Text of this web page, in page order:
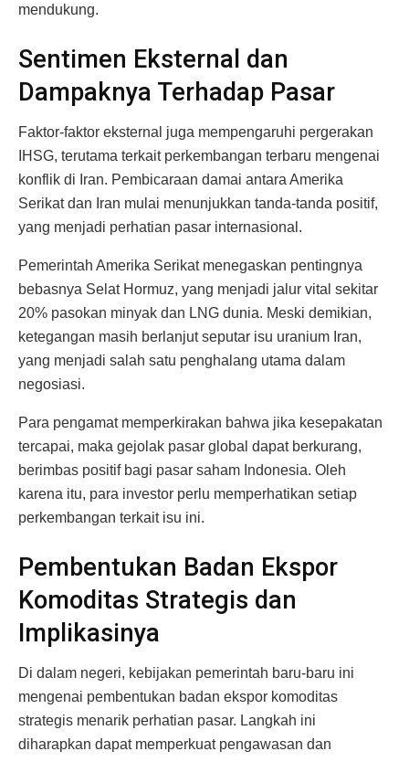
mendukung.
Sentimen Eksternal dan
Dampaknya Terhadap Pasar
Faktor-faktor eksternal juga mempengaruhi pergerakan
IHSG, terutama terkait perkembangan terbaru mengenai
konflik di Iran. Pembicaraan damai antara Amerika
Serikat dan Iran mulai menunjukkan tanda-tanda positif,
yang menjadi perhatian pasar internasional.
Pemerintah Amerika Serikat menegaskan pentingnya
bebasnya Selat Hormuz, yang menjadi jalur vital sekitar
20% pasokan minyak dan LNG dunia. Meski demikian,
ketegangan masih berlanjut seputar isu uranium Iran,
yang menjadi salah satu penghalang utama dalam
negosiasi.
Para pengamat memperkirakan bahwa jika kesepakatan
tercapai, maka gejolak pasar global dapat berkurang,
berimbas positif bagi pasar saham Indonesia. Oleh
karena itu, para investor perlu memperhatikan setiap
perkembangan terkait isu ini.
Pembentukan Badan Ekspor
Komoditas Strategis dan
Implikasinya
Di dalam negeri, kebijakan pemerintah baru-baru ini
mengenai pembentukan badan ekspor komoditas
strategis menarik perhatian pasar. Langkah ini
diharapkan dapat memperkuat pengawasan dan